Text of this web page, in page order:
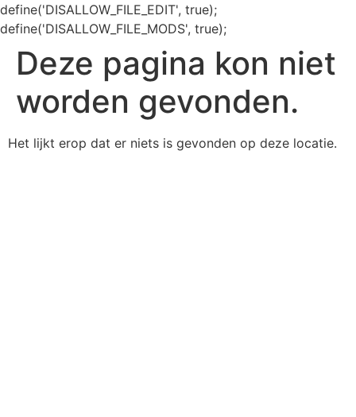
define('DISALLOW_FILE_EDIT', true);
define('DISALLOW_FILE_MODS', true);
Deze pagina kon niet
worden gevonden.
Het lijkt erop dat er niets is gevonden op deze locatie.